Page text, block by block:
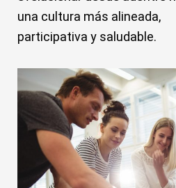
una cultura más alineada,
participativa y saludable.